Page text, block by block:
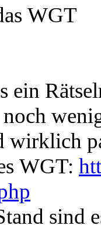
WGT
wirklich
WGT:
sind